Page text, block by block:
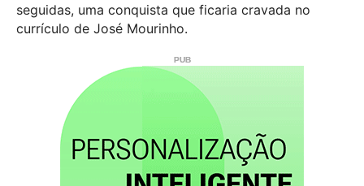
seguidas, uma conquista que ficaria cravada no
currículo de José Mourinho.